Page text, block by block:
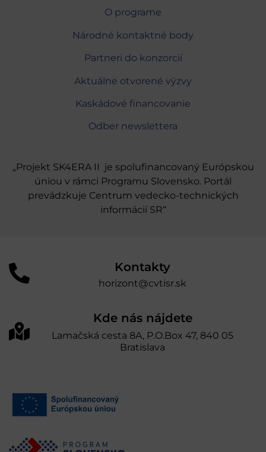
O programe
Národné kontaktné body
Partneri do konzorcií
Aktuálne otvorené výzvy
Kaskádové financovanie
Odber newslettera
„Projekt SK4ERA II je spolufinancovaný Európskou
úniou v rámci Programu Slovensko. Portál
prevádzkuje Centrum vedecko-technických
informácií SR“
Kontakty
horizont@cvtisr.sk
Kde nás nájdete
Lamačská cesta 8A, P.O.Box 47, 840 05
Bratislava